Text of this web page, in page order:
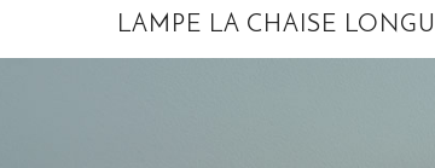
LAMPE LA CHAISE